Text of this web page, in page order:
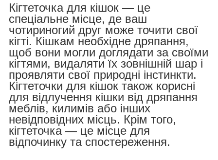
Кігтеточка для кішок — це
спеціальне місце, де ваш
чотириногий друг може точити свої
кігті. Кішкам необхідне дряпання,
щоб вони могли доглядати за своїми
кігтями, видаляти їх зовнішній шар і
проявляти свої природні інстинкти.
Кігтеточки для кішок також корисні
для відлучення кішки від дряпання
меблів, килимів або інших
невідповідних місць. Крім того,
кігтеточка — це місце для
відпочинку та спостереження.